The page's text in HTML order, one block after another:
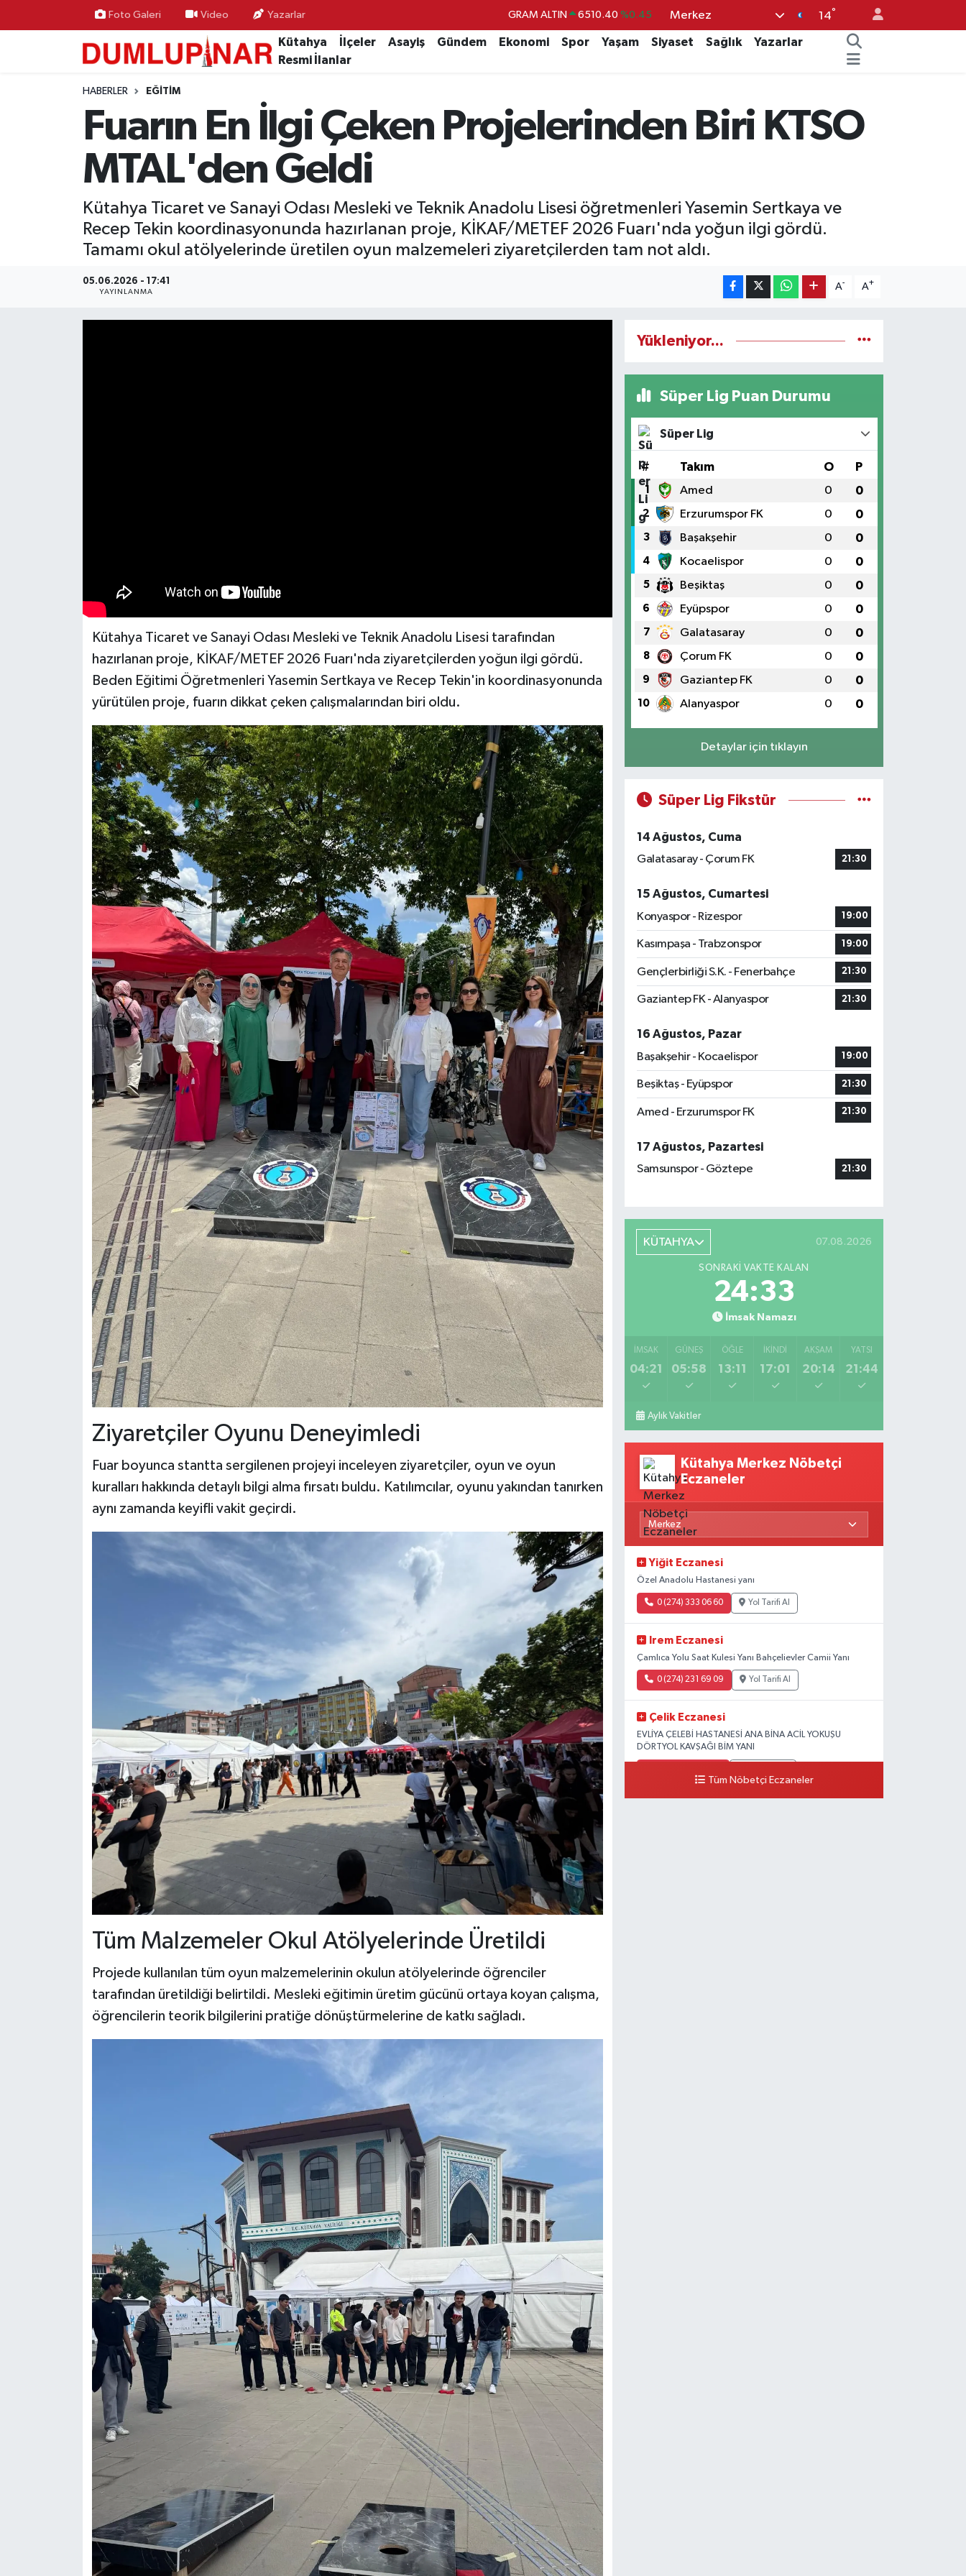
Foto Galeri Video Yazarlar BİST100 13.799 %70
BITCOIN 64.225,61 %-0.63
STERLİN 64,2463 %0.07
GRAM ALTIN
Merkez 14°
Kütahya İlçeler Asayiş Gündem Ekonomi Spor Yaşam Siyaset Sağlık
Yazarlar
Resmi İlanlar
HABERLER EĞITIM
Fuarın En İlgi Çeken Projelerinden Biri KTSO
MTAL'den Geldi
Kütahya Ticaret ve Sanayi Odası Mesleki ve Teknik Anadolu Lisesi öğretmenleri Yasemin Sertkaya ve
Recep Tekin koordinasyonunda hazırlanan proje, KİKAF/METEF 2026 Fuarı'nda yoğun ilgi gördü.
Tamamı okul atölyelerinde üretilen oyun malzemeleri ziyaretçilerden tam not aldı.
05.06.2026 - 17:41
YAYINLANMA
A- A+
Kütahya Ticaret ve Sanayi Odası Mesleki ve Teknik Anadolu Lisesi tarafından
hazırlanan proje, KİKAF/METEF 2026 Fuarı'nda ziyaretçilerden yoğun ilgi gördü.
Beden Eğitimi Öğretmenleri Yasemin Sertkaya ve Recep Tekin'in koordinasyonunda
yürütülen proje, fuarın dikkat çeken çalışmalarından biri oldu.
Ziyaretçiler Oyunu Deneyimledi
Fuar boyunca stantta sergilenen projeyi inceleyen ziyaretçiler, oyun ve oyun
kuralları hakkında detaylı bilgi alma fırsatı buldu. Katılımcılar, oyunu yakından tanırken
aynı zamanda keyifli vakit geçirdi.
Tüm Malzemeler Okul Atölyelerinde Üretildi
Projede kullanılan tüm oyun malzemelerinin okulun atölyelerinde öğrenciler
tarafından üretildiği belirtildi. Mesleki eğitimin üretim gücünü ortaya koyan çalışma,
öğrencilerin teorik bilgilerini pratiğe dönüştürmelerine de katkı sağladı.
Yükleniyor...
Süper Lig Puan Durumu
Süper Lig
# Takım O P
1 Amed 0 0
2 Erzurumspor FK 0 0
3 Başakşehir 0 0
4 Kocaelispor 0 0
5 Beşiktaş 0 0
6 Eyüpspor 0 0
7 Galatasaray 0 0
8 Çorum FK 0 0
9 Gaziantep FK 0 0
10 Alanyaspor 0 0
Detaylar için tıklayın
Süper Lig Fikstür
14 Ağustos, Cuma
Galatasaray - Çorum FK
21:30
15 Ağustos, Cumartesi
Konyaspor - Rizespor
19:00
Kasımpaşa - Trabzonspor 19:00
Gençlerbirliği S.K. - Fenerbahçe 21:30
Gaziantep FK - Alanyaspor 21:30
16 Ağustos, Pazar
Başakşehir - Kocaelispor
19:00
Beşiktaş - Eyüpspor 21:30
Amed - Erzurumspor FK 21:30
17 Ağustos, Pazartesi
Samsunspor - Göztepe
21:30
KÜTAHYA 07.08.2026
SONRAKI VAKTE KALAN
24:31
İmsak Namazı
İMSAK
04:21
GÜNEŞ
05:58
ÖĞLE
13:11
İKINDI
17:01
AKŞAM
20:14
YATSI
21:44
Aylık Vakitler
Kütahya Merkez Nöbetçi
Eczaneler
Yiğit Eczanesi
Özel Anadolu Hastanesi yanı
0 (274) 333 06 60 Yol Tarifi Al
Irem Eczanesi
Çamlıca Yolu Saat Kulesi Yanı Bahçelievler Camii Yanı
0 (274) 231 69 09 Yol Tarifi Al
Çelik Eczanesi
EVLİYA ÇELEBİ HASTANESİ ANA BİNA ACİL YOKUŞU
DÖRTYOL KAVŞAĞI BİM YANI
Tüm Nöbetçi Eczaneler
Ekonomi
Siyaset
Vefat Haberleri
Kütahya Hava Durumu
Kütahya Trafik Yoğunluk Haritası
Süper Lig Puan Durumu ve Fikstür
Tüm Manşetler
Son Dakika Haberleri
Haber Arşivi